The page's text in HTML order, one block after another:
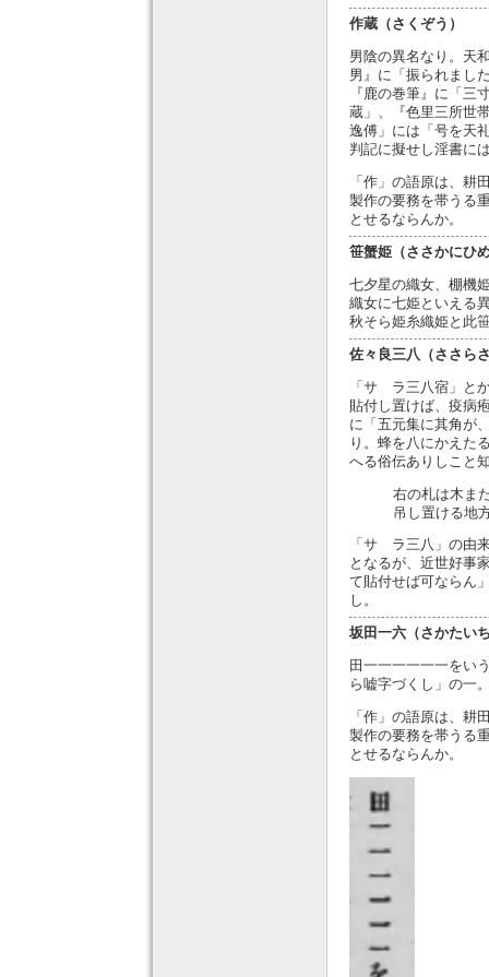
作蔵（さくぞう）
男陰の異名なり。天
男』に「振られまし
『鹿の巻筆』に「三
蔵」、『色里三所世
逸傅」には「号を天
判記に擬せし淫書に
「作」の語原は、耕
製作の要務を帯うる
とせるならんか。
笹蟹姫（ささかにひ
七夕星の織女、棚機
織女に七姫といえる
秋そら姫糸織姫と此
佐々良三八（ささら
「サゝラ三八宿」と
貼付し置けば、疫病
に「五元集に其角が
り。蜂を八にかえた
へる俗伝ありしこと
右の札は木ま
吊し置ける地
「サゝラ三八」の由
となるが、近世好事
て貼付せば可ならん
し。
坂田一六（さかたい
田一一一一一一をい
ら嘘字づくし」の一
「作」の語原は、耕
製作の要務を帯うる
とせるならんか。